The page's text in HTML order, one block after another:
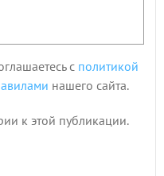
с политикой
нашего сайта.
к этой публикации.